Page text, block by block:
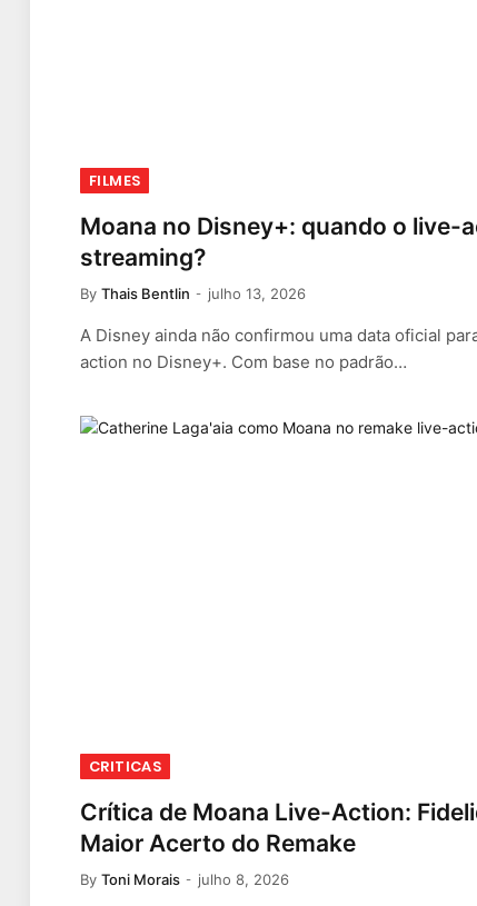
FILMES
Moana no Disney+: quando o live-
streaming?
By Thais Bentlin julho 13, 2026
A Disney ainda não confirmou uma data oficial
action no Disney+. Com base no padrão…
CRITICAS
Crítica de Moana Live-Action:
Maior Acerto do Remake
By Toni Morais julho 8, 2026